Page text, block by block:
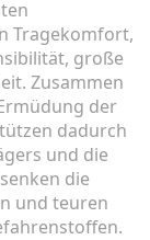
Tragekomfort,
große
Zusammen
der
dadurch
und die
die
und teuren